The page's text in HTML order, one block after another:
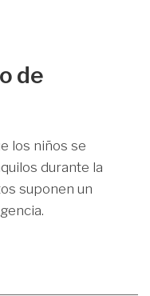
de
los niños se
durante la
suponen un